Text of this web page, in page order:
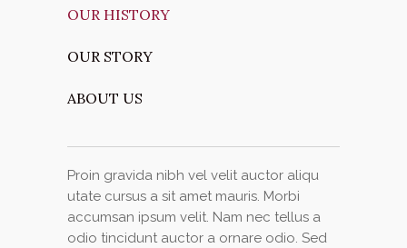
OUR HISTORY
OUR STORY
ABOUT US
Proin gravida nibh vel velit auctor aliqu
utate cursus a sit amet mauris. Morbi
accumsan ipsum velit. Nam nec tellus a
odio tincidunt auctor a ornare odio. Sed